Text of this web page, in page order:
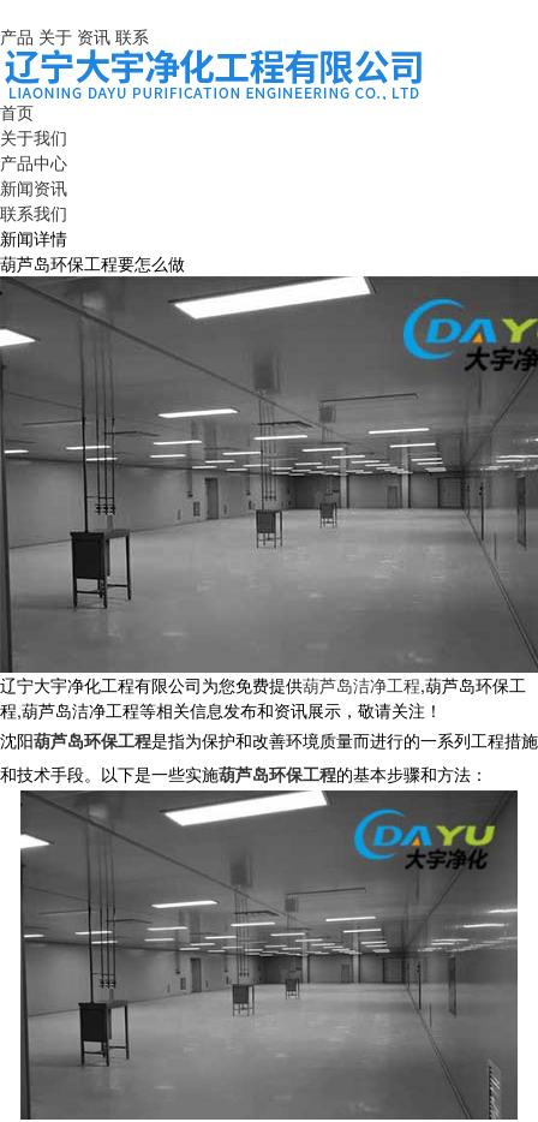
产品 关于 资讯 联系
首页
关于我们
产品中心
新闻资讯
联系我们
新闻详情
葫芦岛环保工程要怎么做
辽宁大宇净化工程有限公司为您免费提供葫芦岛洁净工程,葫芦岛环保工
程,葫芦岛洁净工程等相关信息发布和资讯展示，敬请关注！
沈阳葫芦岛环保工程是指为保护和改善环境质量而进行的一系列工程措施
和技术手段。以下是一些实施葫芦岛环保工程的基本步骤和方法：